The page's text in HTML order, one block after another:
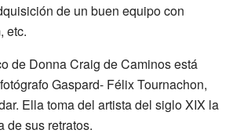
de un buen equipo con
etc.
de Donna Craig de Caminos está
Gaspard- Félix Tournachon,
Ella toma del artista del siglo XIX la
de sus retratos.